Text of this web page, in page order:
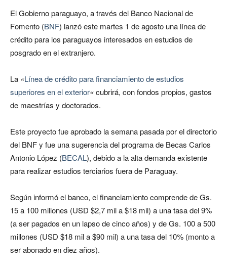
El Gobierno paraguayo, a través del Banco Nacional de
Fomento (BNF) lanzó este martes 1 de agosto una línea de
crédito para los paraguayos interesados en estudios de
posgrado en el extranjero.
La «Línea de crédito para financiamiento de estudios
superiores en el exterior«cubrirá, con fondos propios, gastos
de maestrías y doctorados.
Este proyecto fue aprobado la semana pasada por el directorio
del BNF y fue una sugerencia del programa de Becas Carlos
Antonio López (BECAL), debido a la alta demanda existente
para realizar estudios terciarios fuera de Paraguay.
Según informó el banco, el financiamiento comprende de Gs.
15 a 100 millones (USD $2,7 mil a $18 mil) a una tasa del 9%
(a ser pagados en un lapso de cinco años) y de Gs. 100 a 500
millones (USD $18 mil a $90 mil) a una tasa del 10% (monto a
ser abonado en diez años).